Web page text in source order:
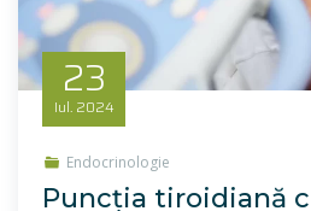
23
Iul. 2024
Endocrinologie
Puncția tiroidiană